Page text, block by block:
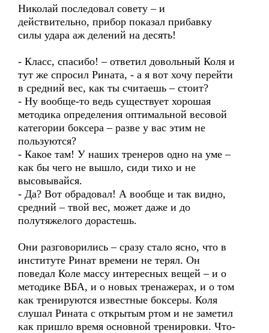
Николай последовал совету – и
действительно, прибор показал прибавку
силы удара аж делений на десять!
- Класс, спасибо! – ответил довольный Коля и
тут же спросил Рината, - а я вот хочу перейти
в средний вес, как ты считаешь – стоит?
- Ну вообще-то ведь существует хорошая
методика определения оптимальной весовой
категории боксера – разве у вас этим не
пользуются?
- Какое там! У наших тренеров одно на уме –
как бы чего не вышло, сиди тихо и не
высовывайся.
- Да? Вот обрадовал! А вообще и так видно,
средний – твой вес, может даже и до
полутяжелого дорастешь.
Они разговорились – сразу стало ясно, что в
институте Ринат времени не терял. Он
поведал Коле массу интересных вещей – и о
методике ВБА, и о новых тренажерах, и о том
как тренируются известные боксеры. Коля
слушал Рината с открытым ртом и не заметил
как пришло время основной тренировки. Что-